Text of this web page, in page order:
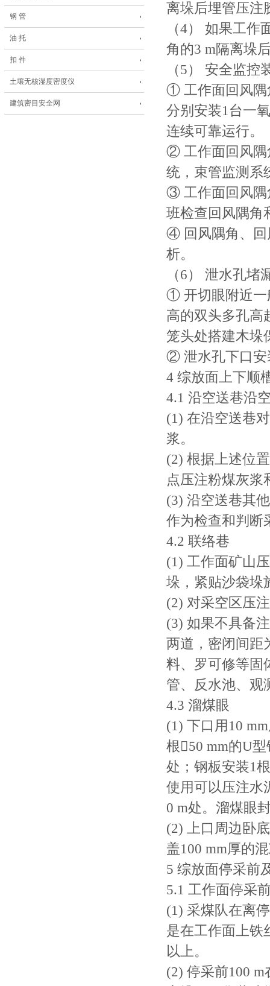
钢 管
油 托
扣 件
土壤无核湿度密度仪
建筑密目安全网
离垛后埋管压注
（4） 如果工
角的3 m隔离垛
（5） 安全监控
① 工作面回风隅
分别安装1台一
连续可靠运行。
② 工作面回风隅
统，束管监测系
③ 工作面回风隅
班检查回风隅角
④ 回风隅角、回
析。
（6） 泄水孔堵
① 开切眼附近一
高的双头多孔高
笼头处搭建木垛
② 泄水孔下口安
4 综放面上下顺
4.1 沿空送巷沿
(1) 在沿空送巷
浆。
(2) 根据上述位
点压注粉煤灰
(3) 沿空送巷其
作为检查和判断
4.2 联络巷
(1) 工作面矿山
垛，紧贴沙袋垛
(2) 对采空区压
(3) 如果不具备
两道，密闭间距
料、罗可修等固
管、反水池、
4.3 溜煤眼
(1) 下口用10
根50 mm的U
处；钢板安装1
使用可以压注水
0 m处。溜煤眼
(2) 上口周边卧
盖100 mm厚的
5 综放面停采前
5.1 工作面停采
(1) 采煤队在离
是在工作面上铁
以上。
(2) 停采前100